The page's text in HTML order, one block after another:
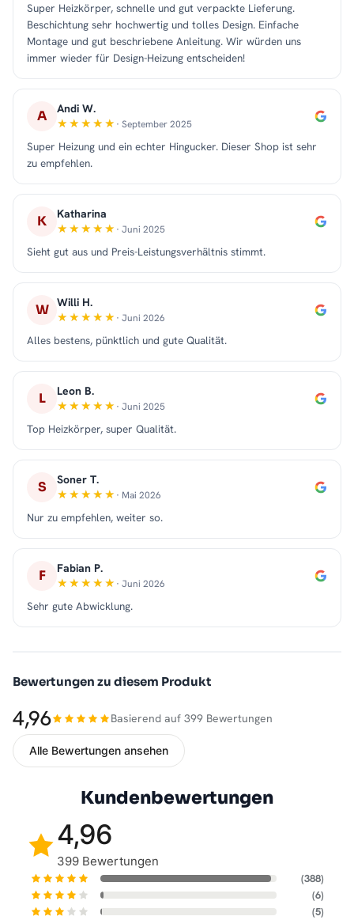
Super Heizkörper, schnelle und gut verpackte Lieferung.
Beschichtung sehr hochwertig und tolles Design. Einfache
Montage und gut beschriebene Anleitung. Wir würden uns
immer wieder für Design-Heizung entscheiden!
A Andi W.
· September 2025
Super Heizung und ein echter Hingucker. Dieser Shop ist sehr
zu empfehlen.
K Katharina
· Juni 2025
Sieht gut aus und Preis-Leistungsverhältnis stimmt.
W Willi H.
· Juni 2026
Alles bestens, pünktlich und gute Qualität.
L Leon B.
· Juni 2025
Top Heizkörper, super Qualität.
S Soner T.
· Mai 2026
Nur zu empfehlen, weiter so.
F Fabian P.
· Juni 2026
Sehr gute Abwicklung.
Bewertungen zu diesem Produkt
4,96 Basierend auf 399 Bewertungen
Alle Bewertungen ansehen
Kundenbewertungen
4,96
399 Bewertungen
(388)
(6)
(5)